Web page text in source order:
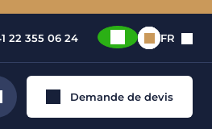
22 355 06 24 FR
Demande de devis